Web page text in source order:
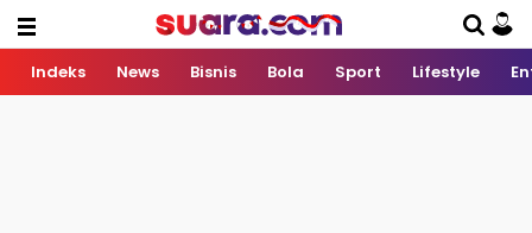
Indeks News Bisnis Bola Sport Lifestyle